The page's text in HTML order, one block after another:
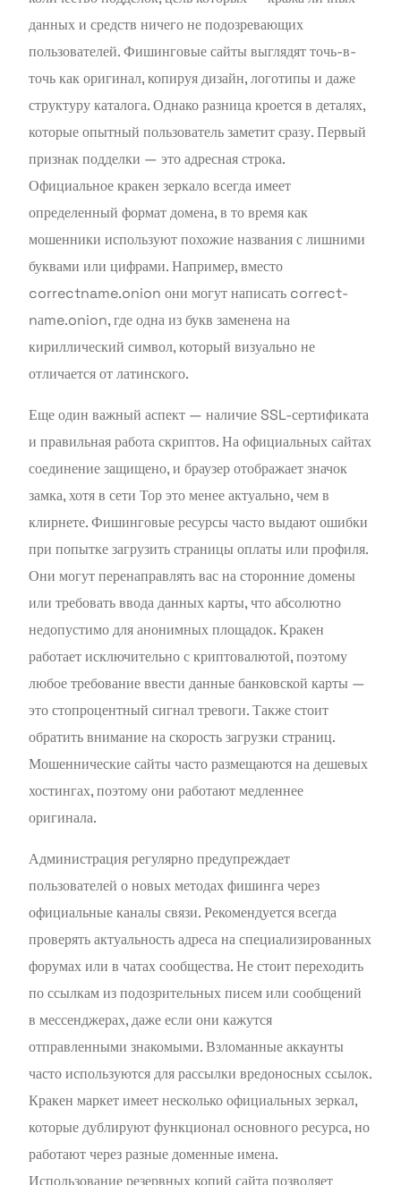
данных и средств ничего не подозревающих
пользователей. Фишинговые сайты выглядят точь-в-
точь как оригинал, копируя дизайн, логотипы и даже
структуру каталога. Однако разница кроется в деталях,
которые опытный пользователь заметит сразу. Первый
признак подделки — это адресная строка.
Официальное кракен зеркало всегда имеет
определенный формат домена, в то время как
мошенники используют похожие названия с лишними
буквами или цифрами. Например, вместо
correctname.onion они могут написать correct-
nаme.onion, где одна из букв заменена на
кириллический символ, который визуально не
отличается от латинского.
Еще один важный аспект — наличие SSL-сертификата
и правильная работа скриптов. На официальных сайтах
соединение защищено, и браузер отображает значок
замка, хотя в сети Тор это менее актуально, чем в
клирнете. Фишинговые ресурсы часто выдают ошибки
при попытке загрузить страницы оплаты или профиля.
Они могут перенаправлять вас на сторонние домены
или требовать ввода данных карты, что абсолютно
недопустимо для анонимных площадок. Кракен
работает исключительно с криптовалютой, поэтому
любое требование ввести данные банковской карты —
это стопроцентный сигнал тревоги. Также стоит
обратить внимание на скорость загрузки страниц.
Мошеннические сайты часто размещаются на дешевых
хостингах, поэтому они работают медленнее
оригинала.
Администрация регулярно предупреждает
пользователей о новых методах фишинга через
официальные каналы связи. Рекомендуется всегда
проверять актуальность адреса на специализированных
форумах или в чатах сообщества. Не стоит переходить
по ссылкам из подозрительных писем или сообщений
в мессенджерах, даже если они кажутся
отправленными знакомыми. Взломанные аккаунты
часто используются для рассылки вредоносных ссылок.
Кракен маркет имеет несколько официальных зеркал,
которые дублируют функционал основного ресурса, но
работают через разные доменные имена.
Использование резервных копий сайта позволяет